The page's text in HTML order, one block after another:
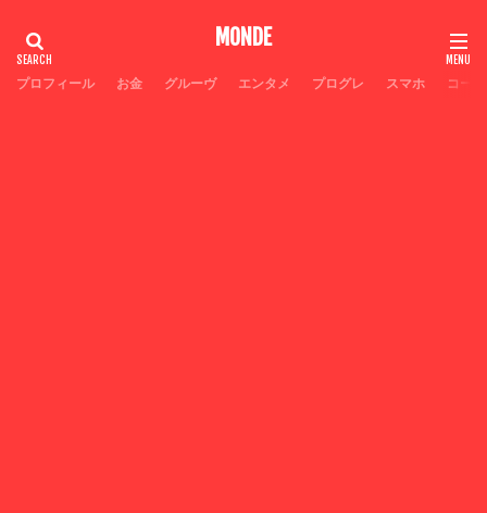
MONDE
プロフィール お金 グルーヴ エンタメ プログレ スマホ コー